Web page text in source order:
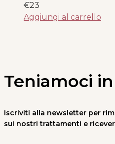
€23
Aggiungi al carrello
Teniamoci
Iscriviti alla newsletter per
sui nostri trattamenti e